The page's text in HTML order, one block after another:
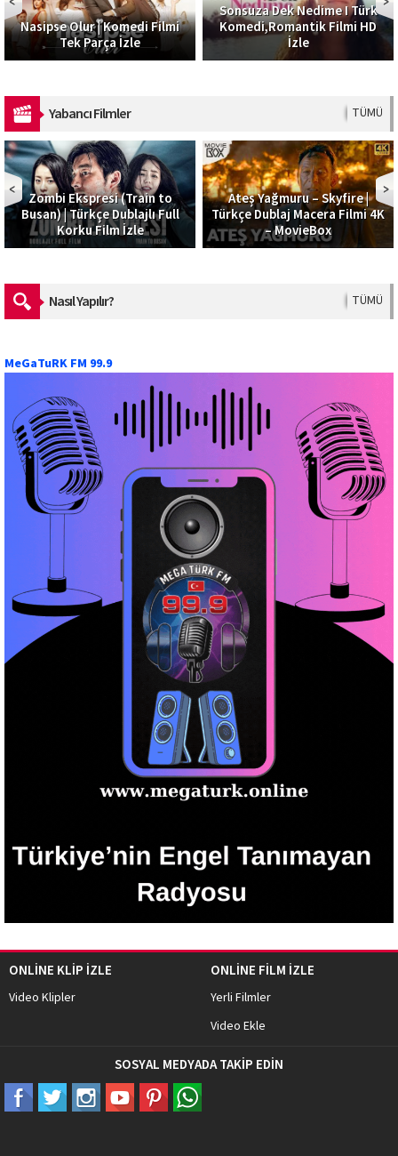
Nasipse Olur | Komedi Filmi
Tek Parça İzle
Sonsuza Dek Nedime I Türk
Komedi,Romantik Filmi HD
İzle
Yabancı Filmler TÜMÜ
Zombi Ekspresi (Train to
Busan) | Türkçe Dublajlı Full
Korku Film İzle
Ateş Yağmuru – Skyfire |
Türkçe Dublaj Macera Filmi 4K
– MovieBox
Nasıl Yapılır? TÜMÜ
MeGaTuRK FM 99.9
ONLİNE KLİP İZLE
Video Klipler
ONLİNE FİLM İZLE
Yerli Filmler
Video Ekle
SOSYAL MEDYADA TAKİP EDİN